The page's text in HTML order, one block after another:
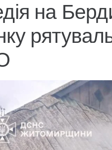
на